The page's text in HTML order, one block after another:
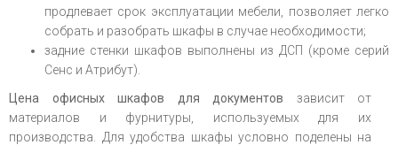
продлевает срок эксплуатации мебели, позволяет легко
собрать и разобрать шкафы в случае необходимости;
задние стенки шкафов выполнены из ДСП (кроме серий
Сенс и Атрибут).
Цена офисных шкафов для документов зависит от
материалов и фурнитуры, используемых для их
производства. Для удобства шкафы условно поделены на